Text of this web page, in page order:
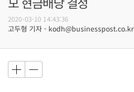
2020-03-10 14:43:36
고두형 기자 - kodh@businesspost.co.kr